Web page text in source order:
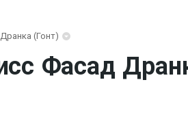
Дранка (Гонт)
Фасад